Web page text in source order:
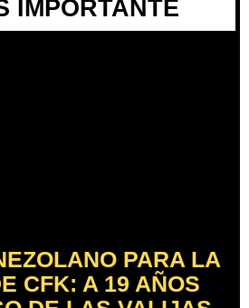
IMPORTANTE
PARA LA
CFK: A 19 AÑOS